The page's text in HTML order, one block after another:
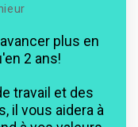
plus en
2 ans!
travail et des
il vous aidera à